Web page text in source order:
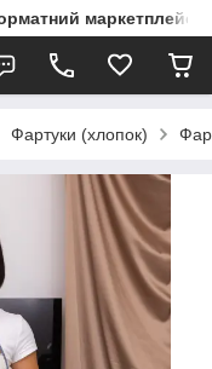
маркетплейс
Фартуки (хлопок)